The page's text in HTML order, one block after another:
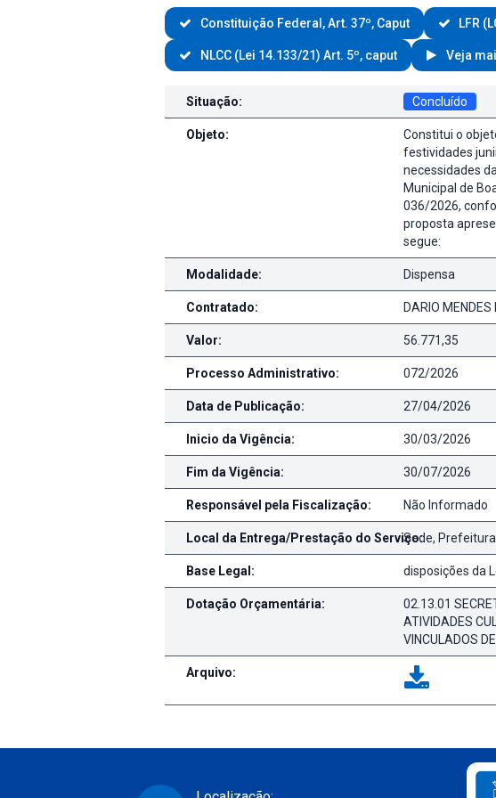
Constituição Federal, Art. 37º, Caput LFR
NLCC (Lei 14.133/21) Art. 5º, caput Veja
Contratações/Compras diteras
Situação: Concluído
Objeto:
Constitui o
festividades
necessidades
Municipal de
036/2026,
proposta
segue:
Modalidade: Dispensa
Contratado: DARIO MENDES
Valor: 56.771,35
Processo Administrativo: 072/2026
Data de Publicação: 27/04/2026
Inicio da Vigência: 30/03/2026
Fim da Vigência: 30/07/2026
Responsável pela Fiscalização: Não Informado
Local da Entrega/Prestação do Serviço:
Sede,
Base Legal: disposições da
Dotação Orçamentária:
02.13.01
ATIVIDADES
VINCULADOS
Arquivo: